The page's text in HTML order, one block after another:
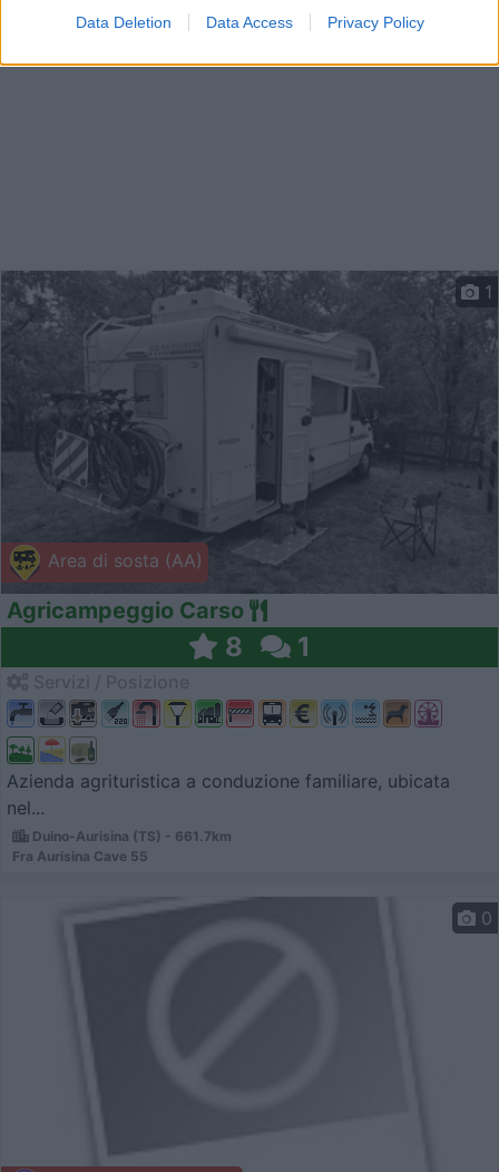
Data Deletion Data Access Privacy Policy
Area di sosta (AA)
1
Agricampeggio Carso
8 1
Azienda agrituristica a conduzione familiare, ubicata
nel...
Duino-Aurisina (TS) - 661.7km
Fra Aurisina Cave 55
0